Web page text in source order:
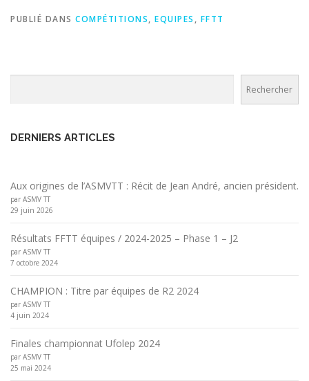
PUBLIÉ DANS COMPÉTITIONS, EQUIPES , FFTT
Rechercher
DERNIERS ARTICLES
Aux origines de l’ASMVTT : Récit de Jean André, ancien président.
par ASMV TT
29 juin 2026
Résultats FFTT équipes / 2024-2025 – Phase 1 – J2
par ASMV TT
7 octobre 2024
CHAMPION : Titre par équipes de R2 2024
par ASMV TT
4 juin 2024
Finales championnat Ufolep 2024
par ASMV TT
25 mai 2024